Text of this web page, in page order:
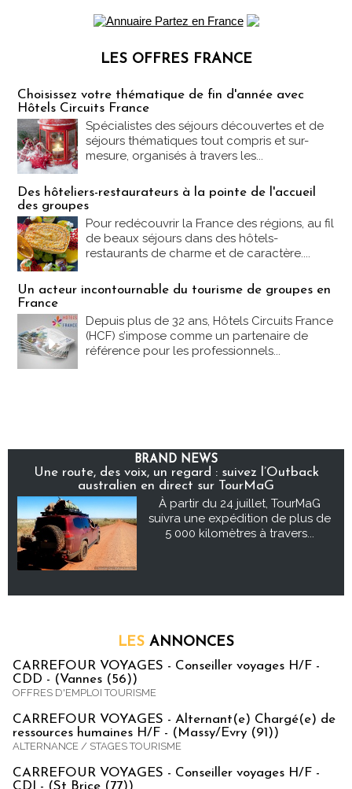
LES OFFRES FRANCE
Choisissez votre thématique de fin d'année avec
Hôtels Circuits France
Spécialistes des séjours découvertes et de
séjours thématiques tout compris et sur-
mesure, organisés à travers les...
Des hôteliers-restaurateurs à la pointe de l'accueil
des groupes
Pour redécouvrir la France des régions, au fil
de beaux séjours dans des hôtels-
restaurants de charme et de caractère....
Un acteur incontournable du tourisme de groupes en
France
Depuis plus de 32 ans, Hôtels Circuits France
(HCF) s’impose comme un partenaire de
référence pour les professionnels...
BRAND NEWS
Une route, des voix, un regard : suivez l’Outback
australien en direct sur TourMaG
À partir du 24 juillet, TourMaG
suivra une expédition de plus de
5 000 kilomètres à travers...
LES ANNONCES
CARREFOUR VOYAGES - Conseiller voyages H/F -
CDD - (Vannes (56))
OFFRES D'EMPLOI TOURISME
CARREFOUR VOYAGES - Alternant(e) Chargé(e) de
ressources humaines H/F - (Massy/Evry (91))
ALTERNANCE / STAGES TOURISME
CARREFOUR VOYAGES - Conseiller voyages H/F -
CDI - (St Brice (77))